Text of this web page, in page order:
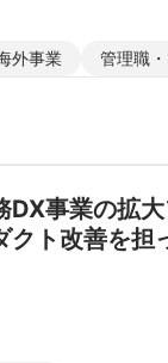
外事業 管理職
DX事業の拡
ト改善を担